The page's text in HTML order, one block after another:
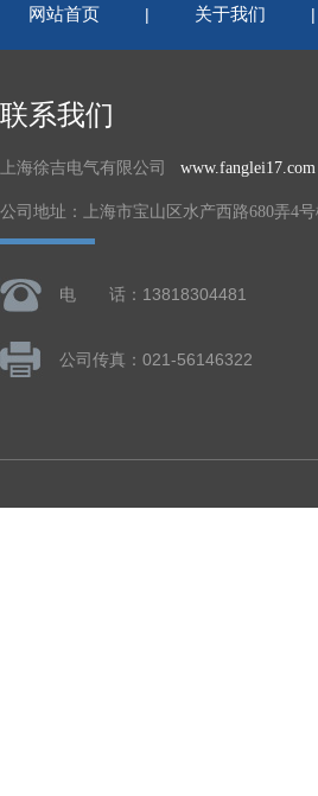
网站首页 | 关于我们
联系我们
上海徐吉电气有限公司 www.fanglei17.com
公司地址：上海市宝山区水产西路680弄4
电 话：13818304481
公司传真：021-56146322